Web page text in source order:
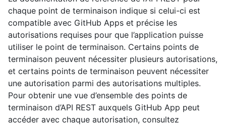
chaque point de terminaison indique si celui-ci est
compatible avec GitHub Apps et précise les
autorisations requises pour que l’application puisse
utiliser le point de terminaison. Certains points de
terminaison peuvent nécessiter plusieurs autorisations,
et certains points de terminaison peuvent nécessiter
une autorisation parmi des autorisations multiples.
Pour obtenir une vue d’ensemble des points de
terminaison d’API REST auxquels GitHub App peut
accéder avec chaque autorisation, consultez